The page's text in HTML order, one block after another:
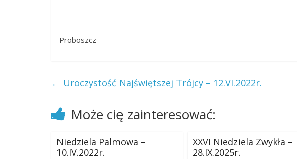
Proboszcz
← Uroczystość Najświętszej Trójcy – 12.VI.2022r.
Może cię zainteresować:
Niedziela Palmowa –
10.IV.2022r.
XXVI Niedziela Zwykła –
28.IX.2025r.